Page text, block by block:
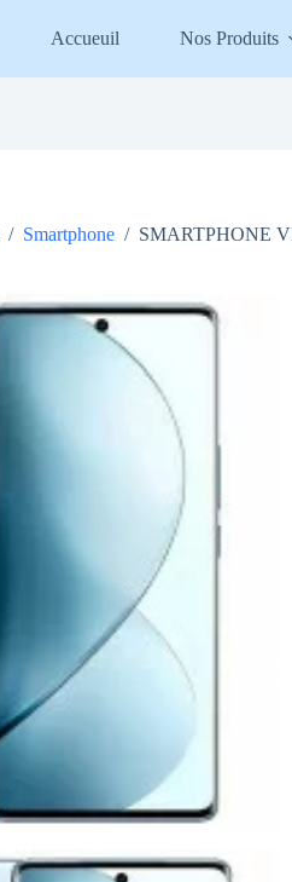
Accueuil Nos Produits
/ Smartphone / SMARTPHONE